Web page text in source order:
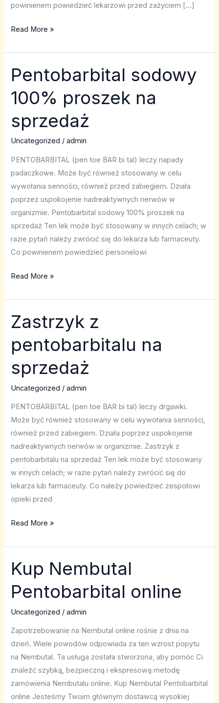
powinienem powiedzieć lekarzowi przed zażyciem […]
Read More »
Pentobarbital sodowy
100% proszek na
sprzedaż
Uncategorized /admin
PENTOBARBITAL (pen toe BAR bi tal) leczy napady
padaczkowe. Może być również stosowany w celu
wywołania senności, również przed zabiegiem. Działa
poprzez uspokojenie nadreaktywnych nerwów w
organizmie. Pentobarbital sodowy 100% proszek na
sprzedaż Ten lek może być stosowany w innych celach; w
razie pytań należy zwrócić się do lekarza lub farmaceuty.
Co powinienem powiedzieć personelowi
Pentobarbital
sodowy
100%
na
Read More »
Zastrzyk z
pentobarbitalu na
sprzedaż
Uncategorized /admin
PENTOBARBITAL (pen toe BAR bi tal) leczy drgawki.
Może być również stosowany w celu wywołania senności,
również przed zabiegiem. Działa poprzez uspokojenie
nadreaktywnych nerwów w organizmie. Zastrzyk z
pentobarbitalu na sprzedaż Ten lek może być stosowany
w innych celach; w razie pytań należy zwrócić się do
lekarza lub farmaceuty. Co należy powiedzieć zespołowi
opieki przed
Zastrzyk
z
pentobarbitalu
na
sprzedaż
Read More »
Kup Nembutal
Pentobarbital online
Uncategorized /admin
Zapotrzebowanie na Nembutal online rośnie z dnia na
dzień. Wiele powodów odpowiada za ten wzrost popytu
na Nembutal. Ta usługa została stworzona, aby pomóc Ci
znaleźć szybką, bezpieczną i ekspresową metodę
zamówienia Nembutalu online. Kup Nembutal Pentobarbital
online Jesteśmy Twoim głównym dostawcą wysokiej
Kup
Nembutal
Pentobarbital